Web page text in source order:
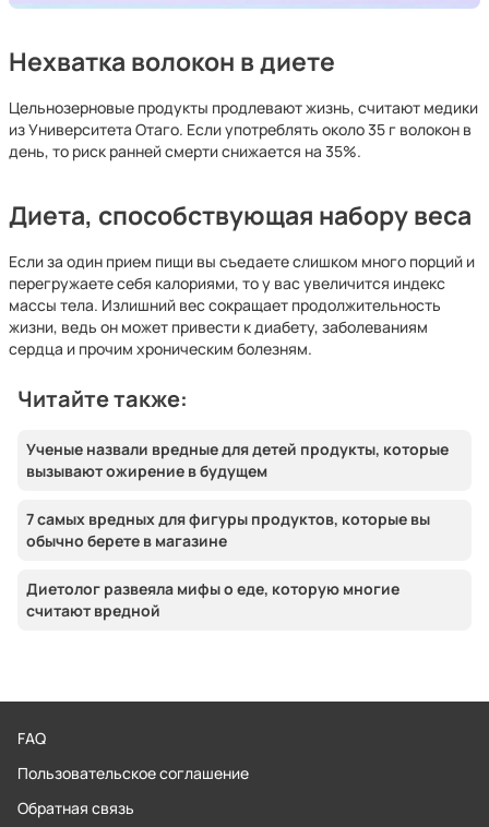
Нехватка волокон в диете
Цельнозерновые продукты продлевают жизнь, считают медики
из Университета Отаго. Если употреблять около 35 г волокон в
день, то риск ранней смерти снижается на 35%.
Диета, способствующая набору веса
Если за один прием пищи вы съедаете слишком много порций и
перегружаете себя калориями, то у вас увеличится индекс
массы тела. Излишний вес сокращает продолжительность
жизни, ведь он может привести к диабету, заболеваниям
сердца и прочим хроническим болезням.
Читайте также:
Ученые назвали вредные для детей продукты, которые
вызывают ожирение в будущем
7 самых вредных для фигуры продуктов, которые вы
обычно берете в магазине
Диетолог развеяла мифы о еде, которую многие
считают вредной
FAQ
Пользовательское соглашение
Обратная связь